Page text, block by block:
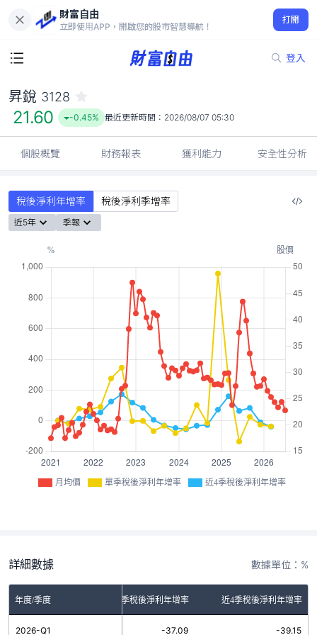
財富自由
立即使用APP，開啟您的股市智慧導航！
打開
登入
21.60
-0.45%
昇銳 3128
21.60 -0.45% 最近更新時間： 2026/08/07 05:30
個股概覽 財務報表 獲利能力 安全性分析
稅後淨利年增率 稅後淨利季增率
近5年 季報
月均價 單季稅後淨利年增率 近4季稅後淨利年增率
詳細數據 數據單位：%
年度/季度 單季稅後淨利年增率 近4季稅後淨利年增率
2026-Q1 -37.09 -39.15